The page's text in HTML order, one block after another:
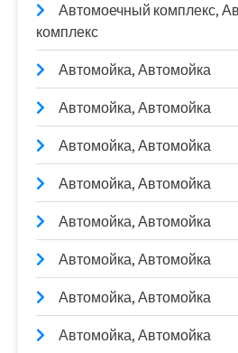
Автомоечный комплекс,
комплекс
Автомойка, Автомойка
Автомойка, Автомойка
Автомойка, Автомойка
Автомойка, Автомойка
Автомойка, Автомойка
Автомойка, Автомойка
Автомойка, Автомойка
Автомойка, Автомойка